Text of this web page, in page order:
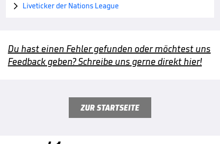
 Liveticker der Nations League
Du hast einen Fehler gefunden oder möchtest uns
Feedback geben? Schreibe uns gerne direkt hier!
ZUR STARTSEITE